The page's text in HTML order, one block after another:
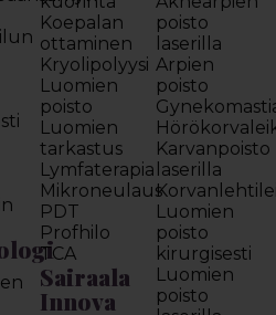
Koepalan
ottaminen
Kryolipolyysi
Luomien
poisto
Luomien
tarkastus
Lymfaterapia
Mikroneulaus
PDT
Profhilo
TCA
Sairaala
Innova
poisto
laserilla
Arpien
poisto
Karvanpoisto
laserilla
Luomien
poisto
kirurgisesti
Luomien
poisto